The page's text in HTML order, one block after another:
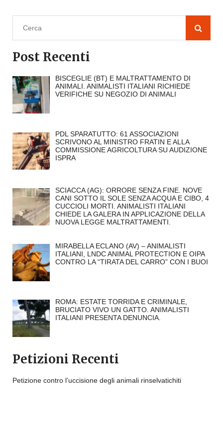
Post Recenti
BISCEGLIE (BT) E MALTRATTAMENTO DI
ANIMALI. ANIMALISTI ITALIANI RICHIEDE
VERIFICHE SU NEGOZIO DI ANIMALI
PDL SPARATUTTO: 61 ASSOCIAZIONI
SCRIVONO AL MINISTRO FRATIN E ALLA
COMMISSIONE AGRICOLTURA SU AUDIZIONE
ISPRA
SCIACCA (AG): ORRORE SENZA FINE. NOVE
CANI SOTTO IL SOLE SENZA ACQUA E CIBO, 4
CUCCIOLI MORTI. ANIMALISTI ITALIANI
CHIEDE LA GALERA IN APPLICAZIONE DELLA
NUOVA LEGGE MALTRATTAMENTI.
MIRABELLA ECLANO (AV) – ANIMALISTI
ITALIANI, LNDC ANIMAL PROTECTION E OIPA
CONTRO LA “TIRATA DEL CARRO” CON I BUOI
ROMA: ESTATE TORRIDA E CRIMINALE,
BRUCIATO VIVO UN GATTO. ANIMALISTI
ITALIANI PRESENTA DENUNCIA.
Petizioni Recenti
Petizione contro l’uccisione degli animali rinselvatichiti